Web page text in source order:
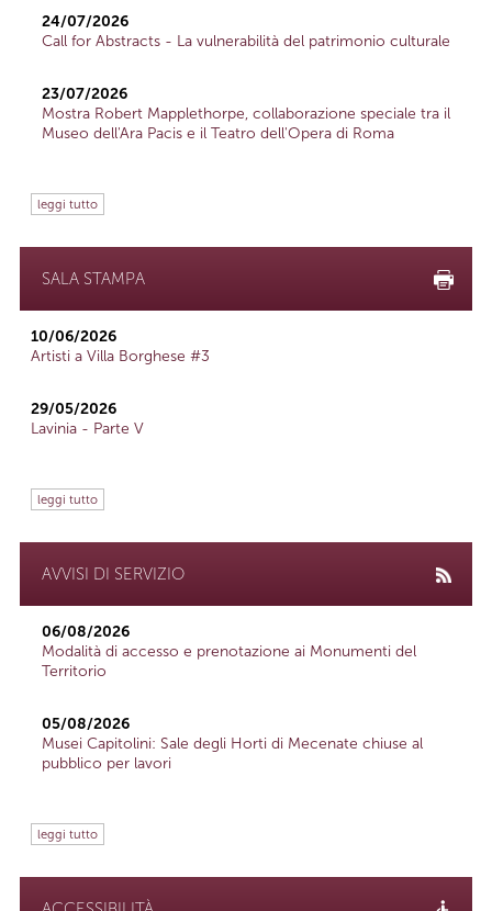
24/07/2026
Call for Abstracts - La vulnerabilità del patrimonio culturale
23/07/2026
Mostra Robert Mapplethorpe, collaborazione speciale tra il
Museo dell'Ara Pacis e il Teatro dell'Opera di Roma
leggi tutto
SALA STAMPA
10/06/2026
Artisti a Villa Borghese #3
29/05/2026
Lavinia - Parte V
leggi tutto
AVVISI DI SERVIZIO
06/08/2026
Modalità di accesso e prenotazione ai Monumenti del
Territorio
05/08/2026
Musei Capitolini: Sale degli Horti di Mecenate chiuse al
pubblico per lavori
leggi tutto